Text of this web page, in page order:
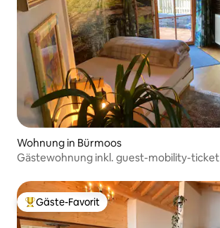
Wohnung in Bürmoos
Gästewohnung inkl. guest-mobility-ticket
Beliebter Gäste-Favorit.
Gäste-Favorit